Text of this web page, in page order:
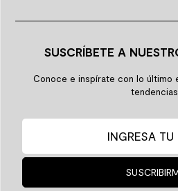
SUSCRÍBETE A
Conoce e inspírate con lo último
tendencias.